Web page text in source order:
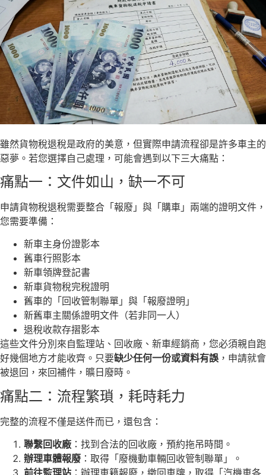
雖然貨物稅退稅是政府的美意，但實際申請流程卻是許多車主的
惡夢。若您選擇自己處理，可能會遇到以下三大痛點：
痛點一：文件如山，缺一不可
申請貨物稅退稅需要整合「報廢」與「購車」兩端的證明文件，
您需要準備：
新車主身份證影本
舊車行照影本
新車領牌登記書
新車貨物稅完稅證明
舊車的「回收管制聯單」與「報廢證明」
新舊車主關係證明文件（若非同一人）
退稅收款存摺影本
這些文件分別來自監理站、回收廠、新車經銷商，您必須親自跑
好幾個地方才能收齊。只要缺少任何一份或資料有誤 ，申請就會
被退回，來回補件，曠日廢時。
痛點二：流程繁瑣，耗時耗力
完整的流程不僅是送件而已，還包含：
聯繫回收廠 ：找到合法的回收廠，預約拖吊時間。
辦理車體報廢：取得「廢機動車輛回收管制聯單」。